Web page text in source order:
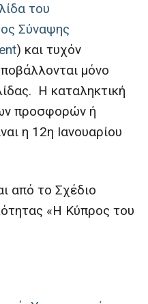
του
Σύναψης
) και τυχόν
μόνο
Η καταληκτική
προσφορών ή
η 12η Ιανουαρίου
από το Σχέδιο
«Η Κύπρος του